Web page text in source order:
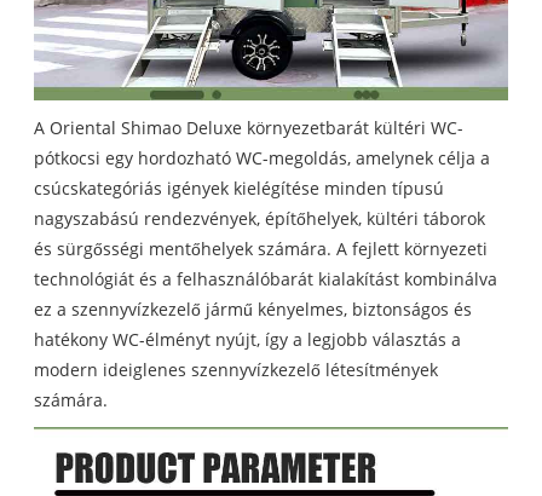
A Oriental Shimao Deluxe környezetbarát kültéri WC-
pótkocsi egy hordozható WC-megoldás, amelynek célja a
csúcskategóriás igények kielégítése minden típusú
nagyszabású rendezvények, építőhelyek, kültéri táborok
és sürgősségi mentőhelyek számára. A fejlett környezeti
technológiát és a felhasználóbarát kialakítást kombinálva
ez a szennyvízkezelő jármű kényelmes, biztonságos és
hatékony WC-élményt nyújt, így a legjobb választás a
modern ideiglenes szennyvízkezelő létesítmények
számára.